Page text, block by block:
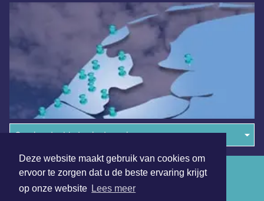
Deze website maakt gebruik van cookies om
ervoor te zorgen dat u de beste ervaring krijgt
op onze website Lees meer
Overige dagbladen in de regio
Algemene voorwaarden
Disclaimer